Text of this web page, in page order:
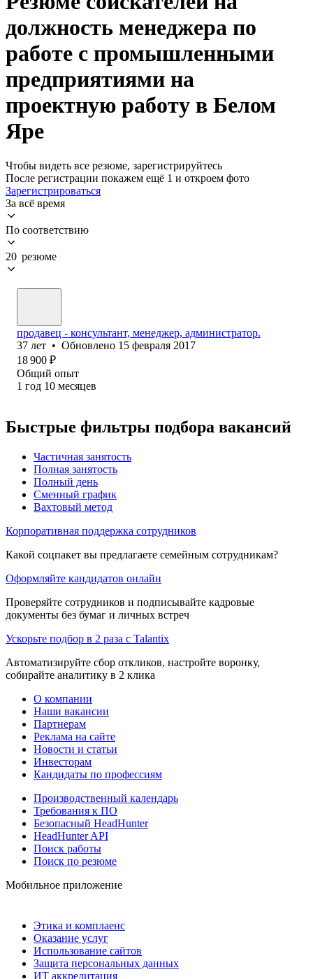
должность менеджера по
работе с промышленными
предприятиями на
проектную работу в Белом
Яре
Чтобы видеть все резюме, зарегистрируйтесь
После регистрации покажем ещё 1 и откроем фото
Зарегистрироваться
За всё время
По соответствию
20 резюме
продавец - консультант, менеджер, администратор.
37 лет • Обновлено 15 февраля 2017
18 900 ₽
Общий опыт
1 год 10 месяцев
Быстрые фильтры подбора вакансий
Частичная занятость
Полная занятость
Полный день
Сменный график
Вахтовый метод
Корпоративная поддержка сотрудников
Какой соцпакет вы предлагаете семейным сотрудникам?
Оформляйте кандидатов онлайн
Проверяйте сотрудников и подписывайте кадровые
документы без бумаг и личных встреч
Ускорьте подбор в 2 раза с Talantix
Автоматизируйте сбор откликов, настройте воронку,
собирайте аналитику в 2 клика
О компании
Наши вакансии
Партнерам
Реклама на сайте
Новости и статьи
Инвесторам
Кандидаты по профессиям
Производственный календарь
Требования к ПО
Безопасный HeadHunter
HeadHunter API
Поиск работы
Поиск по резюме
Мобильное приложение
Этика и комплаенс
Оказание услуг
Использование сайтов
Защита персональных данных
ИТ аккредитация